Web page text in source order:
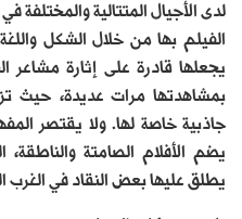
لدى الأجيال المتتالية
الفيلم بها من خلال الشكل
يجعلها قادرة على إثارة
بمشاهدتها مرات عديدة، حيث
جاذبية خاصة لها. ولا يقتصر
يضم الأفلام الصامتة والناطقة،
يطلق عليها بعض النقاد في الغرب